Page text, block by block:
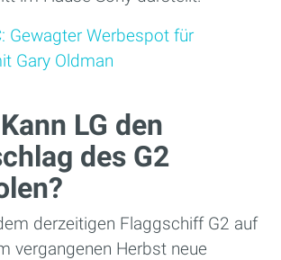
Gewagter Werbespot für
Gary Oldman
LG den
des G2
derzeitigen Flaggschiff G2 auf
vergangenen Herbst neue